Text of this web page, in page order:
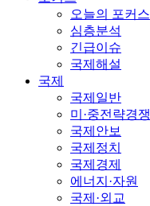
오늘의 포커스
심층분석
긴급이슈
국제해설
국제
국제일반
미·중전략경쟁
국제안보
국제정치
국제경제
에너지·자원
국제·외교